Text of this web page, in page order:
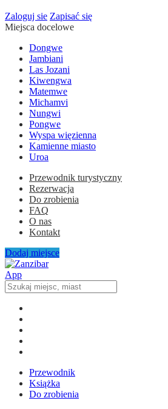
Zaloguj sie Zapisać się
Miejsca docelowe
Dongwe
Jambiani
Las Jozani
Kiwengwa
Matemwe
Michamvi
Nungwi
Pongwe
Wyspa więzienna
Kamienne miasto
Uroa
Przewodnik turystyczny
Rezerwacja
Do zrobienia
FAQ
O nas
Kontakt
Dodaj miejsce
Przewodnik
Książka
Do zrobienia